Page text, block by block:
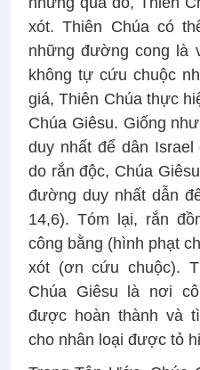
xót. Thiên Chúa có
những đường cong là
không tự cứu chuộc
giá, Thiên Chúa thực
Chúa Giêsu. Giống
duy nhất để dân
do rắn độc, Chúa
đường duy nhất dẫn
14,6). Tóm lại, rắn
công bằng (hình phạt
xót (ơn cứu chuộc).
Chúa Giêsu là nơi
được hoàn thành và
cho nhân loại được tỏ